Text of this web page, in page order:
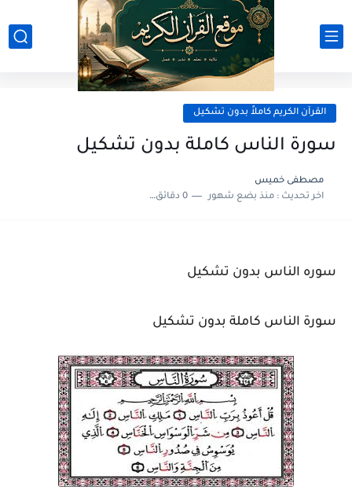
القرآن الكريم كاملاً بدون تشكيل
سورة الناس كاملة بدون تشكيل
مصطفى خميس
اخر تحديث :منذ بضع شهور 0 دقائق للقراءة
سوره الناس بدون تشكيل
سورة الناس كاملة بدون تشكيل